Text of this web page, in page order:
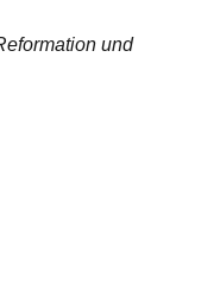
und